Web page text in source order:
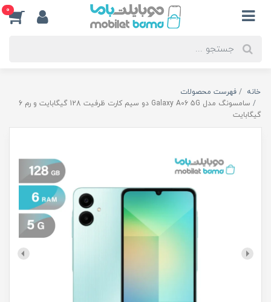
0
خانه
فهرست محصولات
سامسونگ مدل Galaxy A06 5G دو سیم کارت ظرفیت 128 گیگابایت و رم 6
گیگابایت